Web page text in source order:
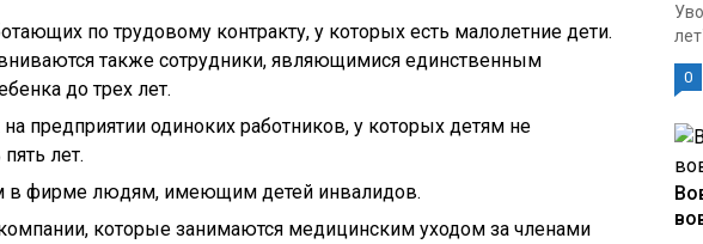
по трудовому контракту, у которых есть малолетние дети.
также сотрудники, являющимися единственным
до трех лет.
предприятии одиноких работников, у которых детям не
лет.
в фирме людям, имеющим детей инвалидов.
которые занимаются медицинским уходом за членами
0